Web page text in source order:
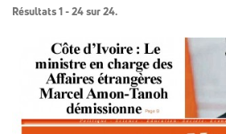
Résultats 1 - 24 sur 24.